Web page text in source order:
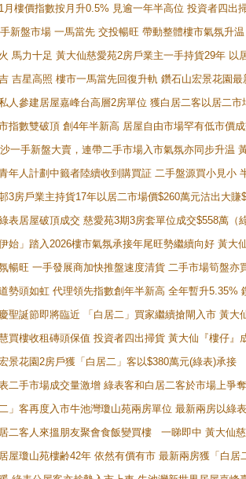
月樓價指數按月升0.5% 見逾一年半高位 投資者四
新盤市場 一馬當先 交投暢旺 帶動整體樓市氣氛升
馬力十足 黃大仙慈愛苑2房戶業主一手持貨29年 以
吉星高照 樓市一馬當先回復升軌 鑽石山宏景花園
人參建居屋嘉峰台高層2房單位 獲白居二客以居二市
指數雙破頂 創4年半新高 居屋自由市場罕有低市價
一手新盤大賣，連帶二手市場入市氣氛亦同步升温
年人計劃中籤者陸續收到購買証 二手盤源買小見小
3房戶業主持貨17年以居二市場價$260萬元沽出大賺
表居屋破頂成交 慈愛苑3期3房套單位成交$558萬（
始」踏入2026樓市氣氛承接年尾旺勢繼續向好 黃
暢旺 一手發展商加快推盤速度清貨 二手市場筍盤
勢頭如虹 代理領先指數創年半新高 全年暫升5.35%
聖誕節即將臨近 「白居二」買家繼續搶閘入市 黃
買樓收租磚頭保值 投資者四出掃貨 黃大仙『樓仔
景花園2房戶獲「白居二」客以$380萬元(綠表)承接
二手市場成交量激增 綠表客和白居二客於市場上
」客再度入市牛池灣瓊山苑兩房單位 最新兩房以綠
二客人來搵朋友聚會食飯變買樓 一睇即中 黃大仙
屋瓊山苑樓齢42年 依然有價有市 最新兩房獲「白居